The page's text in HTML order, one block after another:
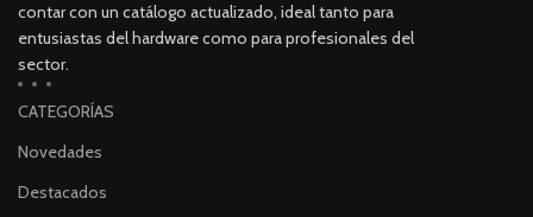
contar con un catálogo actualizado, ideal tanto para
entusiastas del hardware como para profesionales del
sector.
CATEGORÍAS
Novedades
Destacados